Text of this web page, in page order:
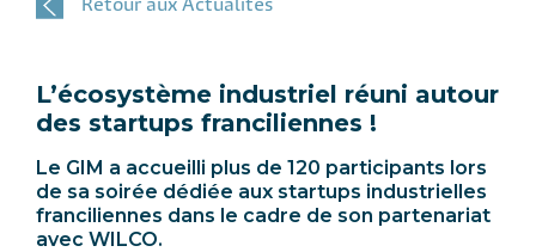
Retour aux Actualités
L’écosystème industriel réuni autour
des startups franciliennes !
Le GIM a accueilli plus de 120 participants lors
de sa soirée dédiée aux startups industrielles
franciliennes dans le cadre de son partenariat
avec WILCO.